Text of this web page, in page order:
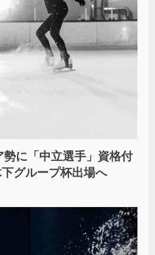
に「中立選手」資格付
グループ杯出場へ